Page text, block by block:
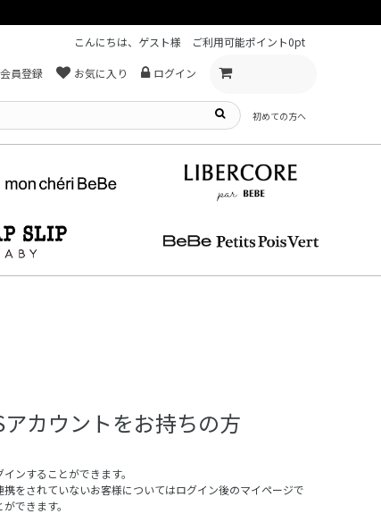
こんにちは、ゲスト様
ご利用可能ポイント0pt
員登録 お気に入り ログイン
初めての方へ
アカウントをお持ちの方
ンすることができます。
携をされていないお客様についてはログイン後のマイページで
できます。